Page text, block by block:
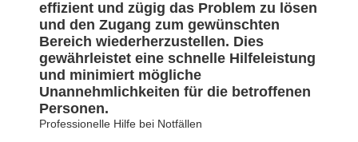
effizient und zügig das Problem zu lösen
und den Zugang zum gewünschten
Bereich wiederherzustellen. Dies
gewährleistet eine schnelle Hilfeleistung
und minimiert mögliche
Unannehmlichkeiten für die betroffenen
Personen.
Professionelle Hilfe bei Notfällen